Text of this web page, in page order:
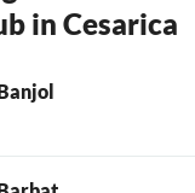
in Cesarica